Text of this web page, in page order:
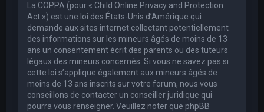
La COPPA (pour « Child Online Privacy and Protection
Act ») est une loi des États-Unis d’Amérique qui
demande aux sites internet collectant potentiellement
des informations sur les mineurs âgés de moins de 13
ans un consentement écrit des parents ou des tuteurs
légaux des mineurs concernés. Si vous ne savez pas si
cette loi s’applique également aux mineurs âgés de
moins de 13 ans inscrits sur votre forum, nous vous
conseillons de contacter un conseiller juridique qui
pourra vous renseigner. Veuillez noter que phpBB